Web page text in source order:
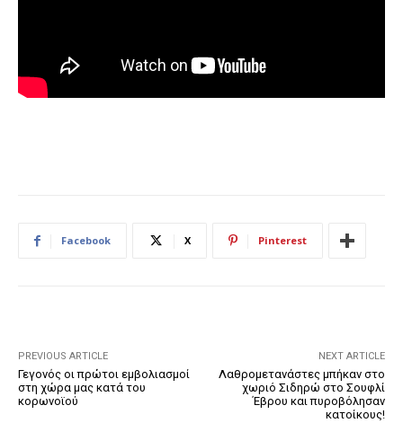
Facebook X Pinterest
PREVIOUS ARTICLE
Γεγονός οι πρώτοι εμβολιασμοί
στη χώρα μας κατά του
κορωνοϊού
NEXT ARTICLE
Λαθρομετανάστες μπήκαν στο
χωριό Σιδηρώ στο Σουφλί
Έβρου και πυροβόλησαν
κατοίκους!